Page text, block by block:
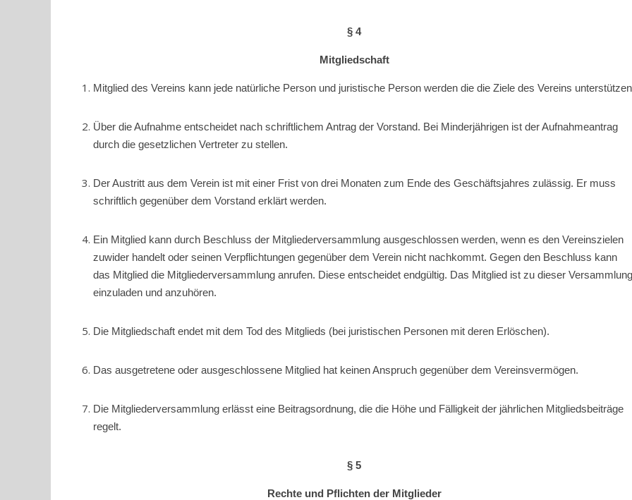
§ 4
Mitgliedschaft
Mitglied des Vereins kann jede natürliche Person und juristische Person werden die die Ziele des Vereins
Über die Aufnahme entscheidet nach schriftlichem Antrag der Vorstand. Bei Minderjährigen ist der Aufnahmeantrag
durch die gesetzlichen Vertreter zu stellen.
Der Austritt aus dem Verein ist mit einer Frist von drei Monaten zum Ende des Geschäftsjahres zulässig. Er muss
schriftlich gegenüber dem Vorstand erklärt werden.
Ein Mitglied kann durch Beschluss der Mitgliederversammlung ausgeschlossen werden, wenn es den Vereinszielen
zuwider handelt oder seinen Verpflichtungen gegenüber dem Verein nicht nachkommt. Gegen den Beschluss kann
das Mitglied die Mitgliederversammlung anrufen. Diese entscheidet endgültig. Das Mitglied ist zu dieser Versammlung
einzuladen und anzuhören.
Die Mitgliedschaft endet mit dem Tod des Mitglieds (bei juristischen Personen mit deren Erlöschen).
Das ausgetretene oder ausgeschlossene Mitglied hat keinen Anspruch gegenüber dem Vereinsvermögen.
Die Mitgliederversammlung erlässt eine Beitragsordnung, die die Höhe und Fälligkeit der jährlichen Mitgliedsbeiträge
regelt.
§ 5
Rechte und Pflichten der Mitglieder